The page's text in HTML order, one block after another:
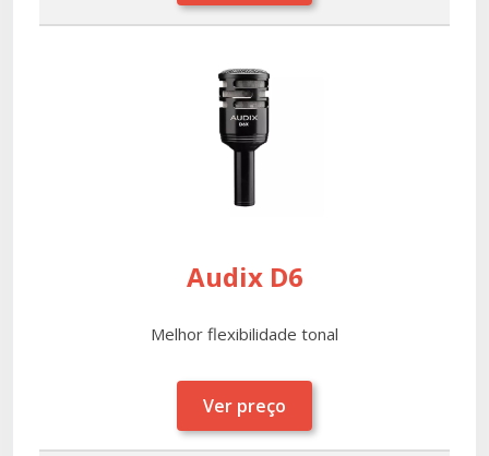
Audix D6
Melhor flexibilidade tonal
Ver preço